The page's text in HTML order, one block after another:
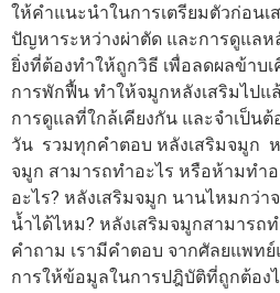
ให้คำแนะนำในการเตรียมตัวก่อนเ
ปัญหาระหว่างผ่าตัด และการดูแลห
ยิ่งที่ต้องทำให้ถูกวิธี เพื่อลดผลข้าบเ
การพักฟื้น ทำให้จมูกหลังเสริมไปแ
การดูแลที่ใกล้เคียงกัน และจำเป็น
วัน รวมทุกคำตอบ หลังเสริมจมูก ห
จมูก สามารถทำอะไร หรือห้ามทำ
อะไร? หลังเสริมจมูก นานไหมกว่า
น้ำได้ไหม? หลังเสริมจมูกสามารถ
คำถาม เรามีคำตอบ จากศัลยแพท
การให้ข้อมูลในการปฎิบัติที่ถูกต้อง